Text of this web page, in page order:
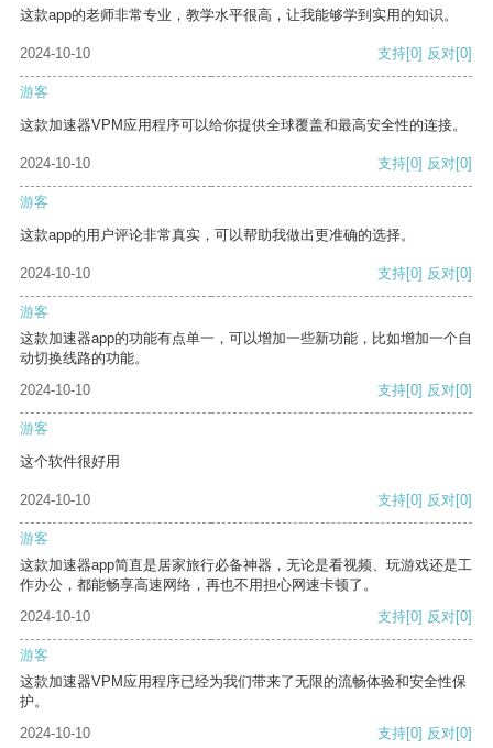
这款app的老师非常专业，教学水平很高，让我能够学到实用的知识。
2024-10-10 支持[0] 反对[0]
游客
这款加速器VPM应用程序可以给你提供全球覆盖和最高安全性的连接。
2024-10-10 支持[0] 反对[0]
游客
这款app的用户评论非常真实，可以帮助我做出更准确的选择。
2024-10-10 支持[0] 反对[0]
游客
这款加速器app的功能有点单一，可以增加一些新功能，比如增加一个自
动切换线路的功能。
2024-10-10
支持[0] 反对[0]
游客
这个软件很好用
2024-10-10 支持[0] 反对[0]
游客
这款加速器app简直是居家旅行必备神器，无论是看视频、玩游戏还是工
作办公，都能畅享高速网络，再也不用担心网速卡顿了。
2024-10-10
支持[0] 反对[0]
游客
这款加速器VPM应用程序已经为我们带来了无限的流畅体验和安全性保
护。
2024-10-10
支持[0] 反对[0]